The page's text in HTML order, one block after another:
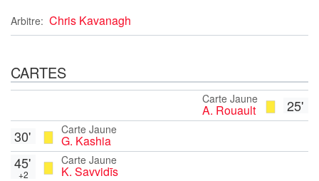
Arbitre: Chris Kavanagh
CARTES
25'
Carte Jaune
A. Rouault
Carte Jaune
G. Kashia
30'
Carte Jaune
K. Savvidīs
45'
+2